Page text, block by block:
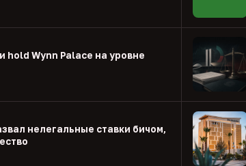
hold Wynn Palace на уровне
нелегальные ставки бичом,